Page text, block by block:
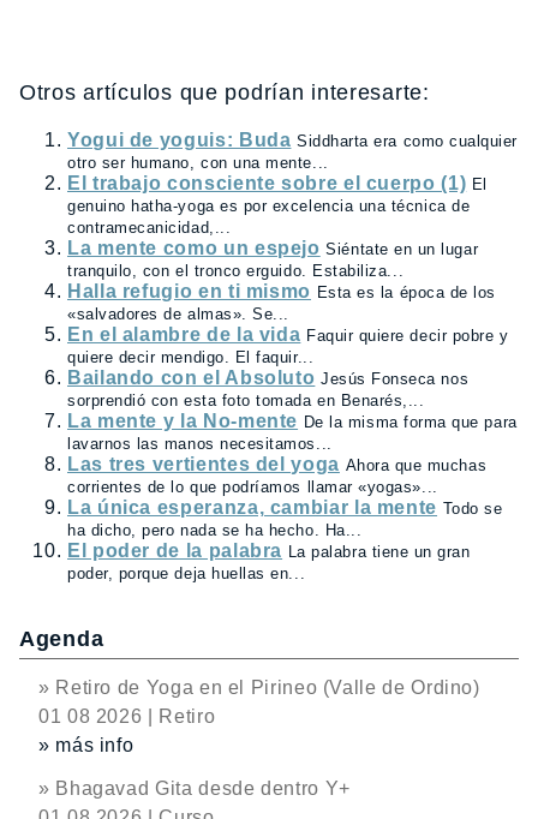
Otros artículos que podrían interesarte:
Yogui de yoguis: Buda Siddharta era como cualquier
otro ser humano, con una mente...
El trabajo consciente sobre el cuerpo (1) El
genuino hatha-yoga es por excelencia una técnica de
contramecanicidad,...
La mente como un espejo Siéntate en un lugar
tranquilo, con el tronco erguido. Estabiliza...
Halla refugio en ti mismo Esta es la época de los
«salvadores de almas». Se...
En el alambre de la vida Faquir quiere decir pobre y
quiere decir mendigo. El faquir...
Bailando con el Absoluto Jesús Fonseca nos
sorprendió con esta foto tomada en Benarés,...
La mente y la No-mente De la misma forma que para
lavarnos las manos necesitamos...
Las tres vertientes del yoga Ahora que muchas
corrientes de lo que podríamos llamar «yogas»...
La única esperanza, cambiar la mente Todo se
ha dicho, pero nada se ha hecho. Ha...
El poder de la palabra
La palabra tiene un gran
poder, porque deja huellas en...
Agenda
» Retiro de Yoga en el Pirineo (Valle de Ordino)
01 08 2026 | Retiro
» más info
» Bhagavad Gita desde dentro Y+